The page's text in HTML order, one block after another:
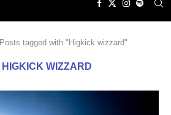
Posts tagged with "Higkick wizzard"
HIGKICK WIZZARD